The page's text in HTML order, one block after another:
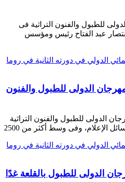
للطبول والفنون التراثية فى
انتصار عبد الفتاح رئيس ومؤسس
الدولى للطبول والفنون
الدولى للطبول والفنون التراثية
الإعلام، وفى وسط أكثر من 2500
الدولى للطبول بالقلعة غدًا